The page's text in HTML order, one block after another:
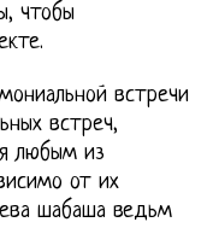
чтобы
встречи
встреч,
любым из
от их
шабаша ведьм